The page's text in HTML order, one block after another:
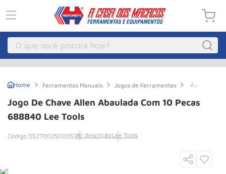
O que você procura hoje?
Ferramentas Manuais Jogos de Ferramentas
Jogo
Chave
Allen
Tools
Jogo De Chave Allen Abaulada Com 10 Pecas
688840 Lee Tools
052700250005Ver descrição Lee Tools
3º Macaco Hidraulico